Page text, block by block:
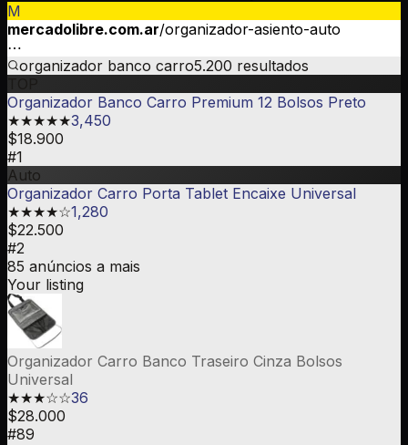
M
mercadolibre.com.ar/organizador-asiento-auto
⋯
organizador banco carro5.200 resultados
Organizador Banco Carro Premium 12 Bolsos Preto
★★★★★3,450
$18.900
#1
Auto
Organizador Carro Porta Tablet Encaixe Universal
★★★★☆1,280
$22.500
#2
85 anúncios a mais
Your listing
Organizador Carro Banco Traseiro Cinza Bolsos
Universal
★★★☆☆36
$28.000
#89